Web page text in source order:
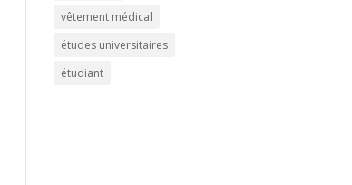
vêtement médical
études universitaires
étudiant